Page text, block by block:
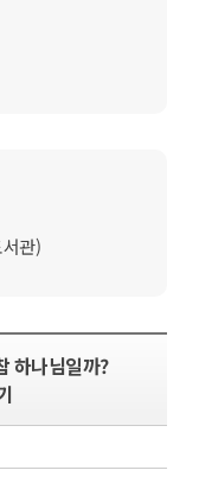
관)
하나님일까?